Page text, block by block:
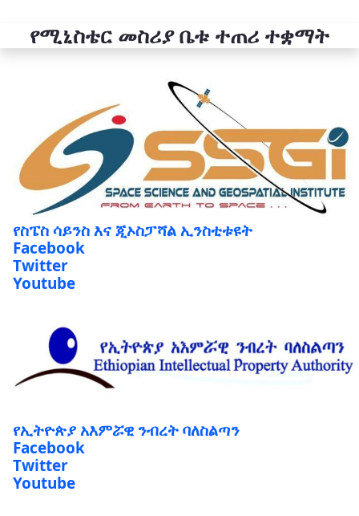
የሚኒስቴር መስሪያ ቤቱ ተጠሪ ተቋማት
የስፔስ ሳይንስ እና ጂኦስፓሻል ኢንስቲቱዩት
Facebook
Twitter
Youtube
የኢትዮጵያ አእምሯዊ ንብረት ባለስልጣን
Facebook
Twitter
Youtube